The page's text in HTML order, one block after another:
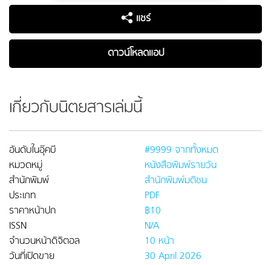
แชร์
ดาวน์โหลดแอป
เกี่ยวกับนิตยสารเล่มนี้
อันดับในอุ๊คบี
#9999 จากทั้งหมด
หมวดหมู่
หนังสือพิมพ์รายวัน
สำนักพิมพ์
สำนักพิมพ์มติชน
ประเภท
PDF
ราคาหน้าปก
฿10
ISSN
N/A
จำนวนหน้าดิจิตอล
10 หน้า
วันที่เปิดขาย
30 April 2026